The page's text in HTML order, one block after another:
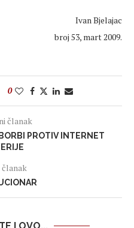
Ivan Bjelajac
broj 53, mart 2009.
0
članak
PROTIV INTERNET
članak